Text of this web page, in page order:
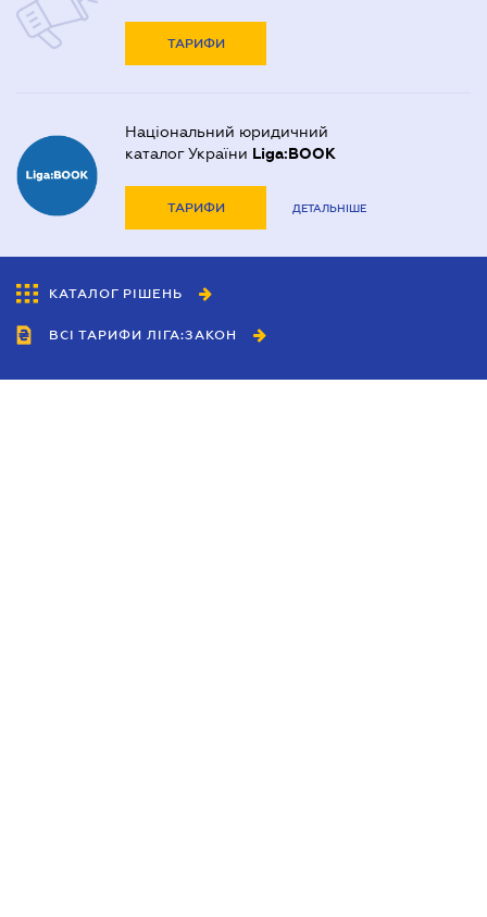
ТАРИФИ
Національний юридичний
каталог України Liga:BOOK
ТАРИФИ ДЕТАЛЬНІШЕ
КАТАЛОГ РІШЕНЬ
ВСІ ТАРИФИ ЛІГА:ЗАКОН